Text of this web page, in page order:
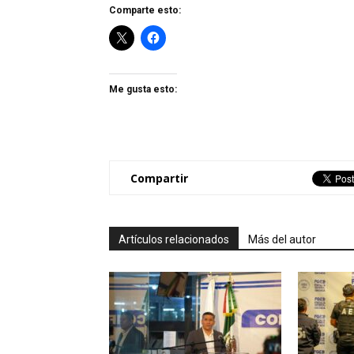
Comparte esto:
Me gusta esto:
Compartir
Artículos relacionados Más del autor